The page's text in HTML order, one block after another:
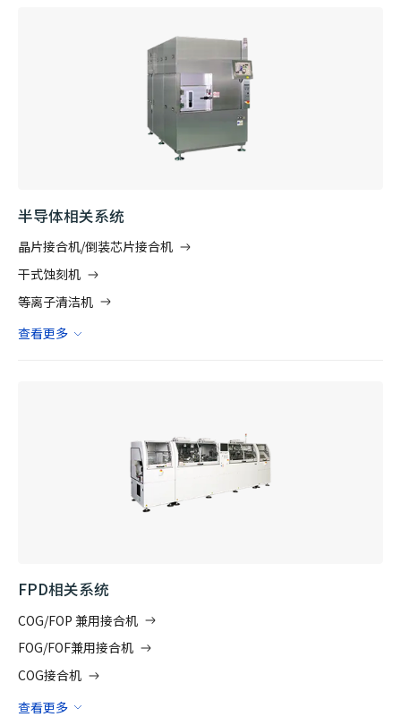
半导体相关系统
晶片接合机/倒装芯片接合机
干式蚀刻机
等离子清洁机
查看更多
FPD相关系统
COG/FOP 兼用接合机
FOG/FOF兼用接合机
COG接合机
查看更多